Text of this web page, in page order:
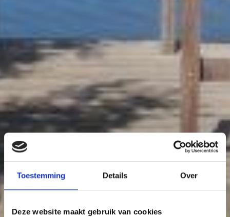
Toestemming Details Over
Deze website maakt gebruik van cookies